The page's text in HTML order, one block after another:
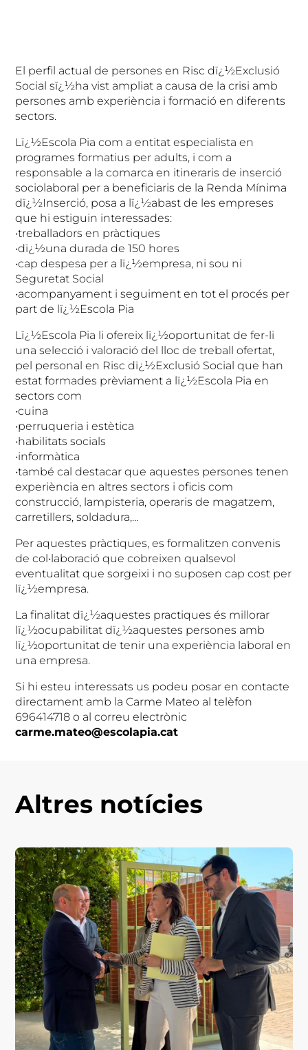
El perfil actual de persones en Risc dï¿½Exclusió
Social sï¿½ha vist ampliat a causa de la crisi amb
persones amb experiència i formació en diferents
sectors.
Lï¿½Escola Pia com a entitat especialista en
programes formatius per adults, i com a
responsable a la comarca en itineraris de inserció
sociolaboral per a beneficiaris de la Renda Mínima
dï¿½Inserció, posa a lï¿½abast de les empreses
que hi estiguin interessades:
•treballadors en pràctiques
•dï¿½una durada de 150 hores
•cap despesa per a lï¿½empresa, ni sou ni
Seguretat Social
•acompanyament i seguiment en tot el procés per
part de lï¿½Escola Pia
Lï¿½Escola Pia li ofereix lï¿½oportunitat de fer-li
una selecció i valoració del lloc de treball ofertat,
pel personal en Risc dï¿½Exclusió Social que han
estat formades prèviament a lï¿½Escola Pia en
sectors com
•cuina
•perruqueria i estètica
•habilitats socials
•informàtica
•també cal destacar que aquestes persones tenen
experiència en altres sectors i oficis com
construcció, lampisteria, operaris de magatzem,
carretillers, soldadura,…
Per aquestes pràctiques, es formalitzen convenis
de col•laboració que cobreixen qualsevol
eventualitat que sorgeixi i no suposen cap cost per
lï¿½empresa.
La finalitat dï¿½aquestes practiques és millorar
lï¿½ocupabilitat dï¿½aquestes persones amb
lï¿½oportunitat de tenir una experiència laboral en
una empresa.
Si hi esteu interessats us podeu posar en contacte
directament amb la Carme Mateo al telèfon
696414718 o al correu electrònic
carme.mateo@escolapia.cat
Altres notícies